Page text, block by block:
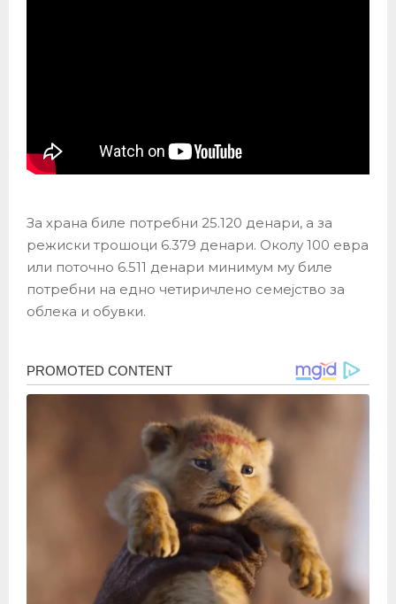
За храна биле потребни 25.120 денари, а за
режиски трошоци 6.379 денари. Околу 100 евра
или поточно 6.511 денари минимум му биле
потребни на едно четиричлено семејство за
облека и обувки.